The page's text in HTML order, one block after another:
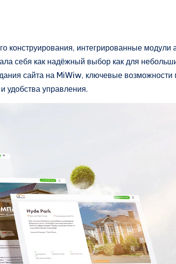
интегрированные модули
себя как надёжный выбор как для
сайта на MiWiw, ключевые
удобства управления.